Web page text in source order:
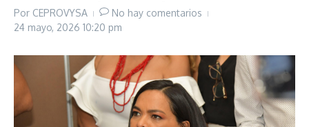
Por CEPROVYSA
No hay comentarios
24 mayo, 2026 10:20 pm